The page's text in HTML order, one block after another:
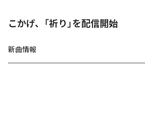
こかげ、「祈り」を配信開始
新曲情報